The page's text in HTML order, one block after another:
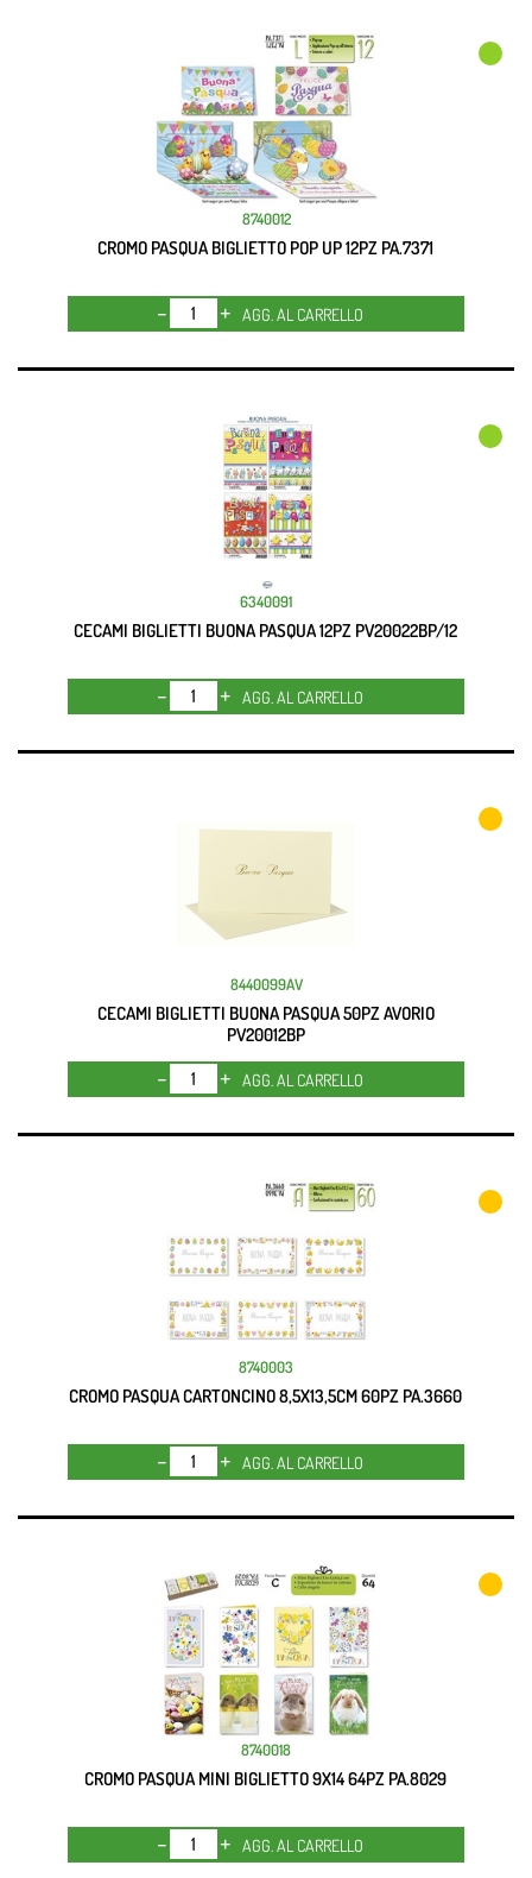
8740012
CROMO PASQUA BIGLIETTO POP UP 12PZ PA.7371
Quantità
AGG. AL CARRELLO
6340091
CECAMI BIGLIETTI BUONA PASQUA 12PZ PV20022BP/12
Quantità
AGG. AL CARRELLO
8440099AV
CECAMI BIGLIETTI BUONA PASQUA 50PZ AVORIO
PV20012BP
Quantità
AGG. AL CARRELLO
8740003
CROMO PASQUA CARTONCINO 8,5X13,5CM 60PZ PA.3660
Quantità
AGG. AL CARRELLO
8740018
CROMO PASQUA MINI BIGLIETTO 9X14 64PZ PA.8029
Quantità
AGG. AL CARRELLO